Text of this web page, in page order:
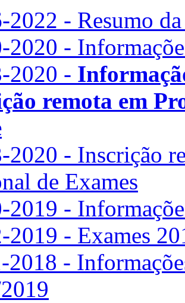
2022 - Resumo
2020 -
2020 -
remota em
2020 - Inscrição
de Exames
2019 -
2019 - Exames
2018 -